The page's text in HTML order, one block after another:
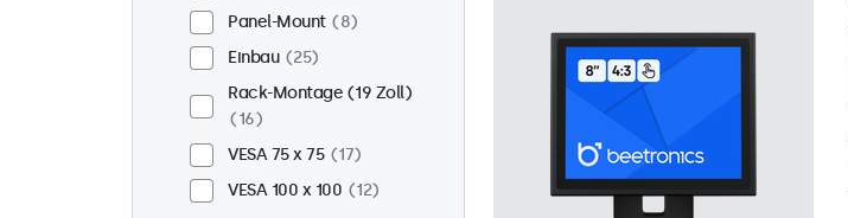
Panel-Mount
8
Einbau
25
Rack-Montage (19 Zoll)
16
VESA 75 x 75
17
VESA 100 x 100
12